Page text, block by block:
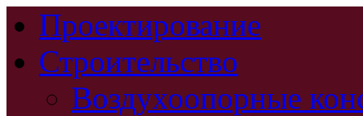
Проектирование
Строительство
Воздухоопорные